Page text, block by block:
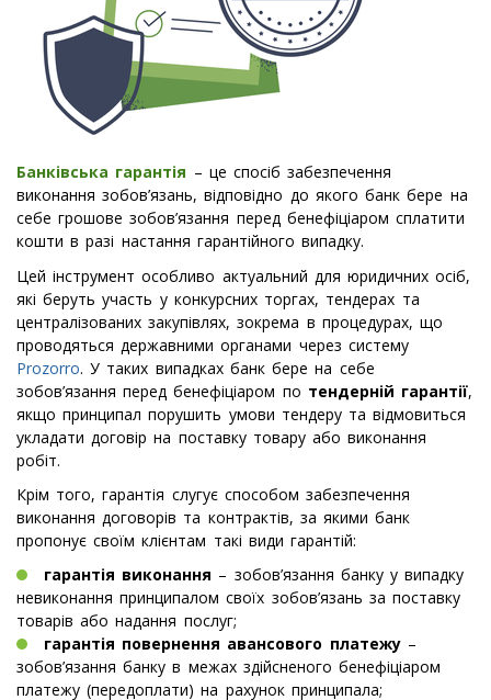
Банківська гарантія – це спосіб забезпечення
виконання зобов’язань, відповідно до якого банк бере на
себе грошове зобов’язання перед бенефіціаром сплатити
кошти в разі настання гарантійного випадку.
Цей інструмент особливо актуальний для юридичних осіб,
які беруть участь у конкурсних торгах, тендерах та
централізованих закупівлях, зокрема в процедурах, що
проводяться державними органами через систему
Prozorro. У таких випадках банк бере на себе
зобов’язання перед бенефіціаром по тендерній гарантії,
якщо принципал порушить умови тендеру та відмовиться
укладати договір на поставку товару або виконання
робіт.
Крім того, гарантія слугує способом забезпечення
виконання договорів та контрактів, за якими банк
пропонує своїм клієнтам такі види гарантій:
гарантія виконання – зобов’язання банку у випадку
невиконання принципалом своїх зобов’язань за поставку
товарів або надання послуг;
гарантія повернення авансового платежу–
зобов’язання банку в межах здійсненого бенефіціаром
платежу (передоплати) на рахунок принципала;